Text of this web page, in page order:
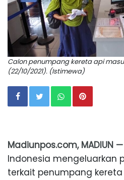
Calon penumpang kereta api
(22/10/2021). (Istimewa)
Madiunpos.com, MADIUN —
Indonesia mengeluarkan
terkait penumpang